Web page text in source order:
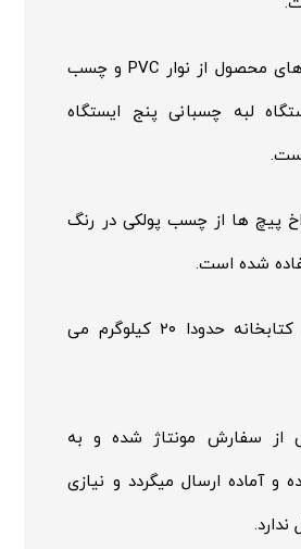
برای پوشش لبه های محصول از نوار PVC و چسب
لبه چسبانی پنج ایستگاه
پیچ ها از چسب پولکی در رنگ
شده است.
ظرفیت وزنی کل کتابخانه حدودا ۲۰ کیلوگرم می
سفارش مونتاژ شده و به
و آماده ارسال میگردد و نیازی
ندارد.